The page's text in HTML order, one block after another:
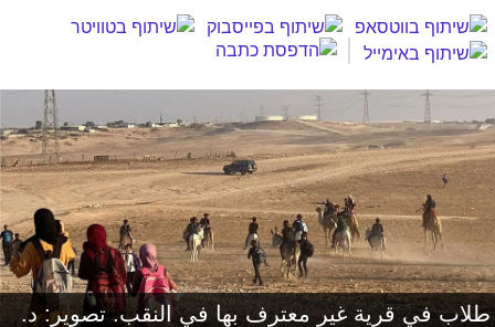
طلاب في قرية غير معترف بها في النقب. تصوير: د.